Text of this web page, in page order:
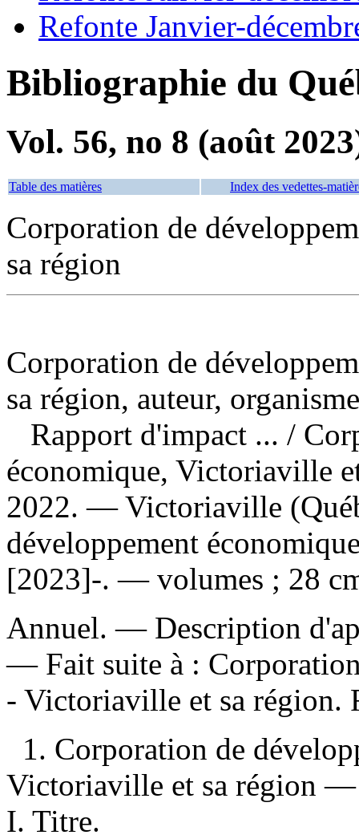
Refonte Janvier-
Bibliographie du
Vol. 56, no 8 (août
Table des matières Index des vedettes-
Corporation de
sa région
Corporation de
sa région, auteur,
Rapport d'impact ... /
économique, Victoriaville
2022. — Victoriaville
développement
[2023]-. — volumes ; 28
Annuel. — Description
— Fait suite à :
- Victoriaville et sa région.
1. Corporation de
Victoriaville et sa région —
I. Titre.